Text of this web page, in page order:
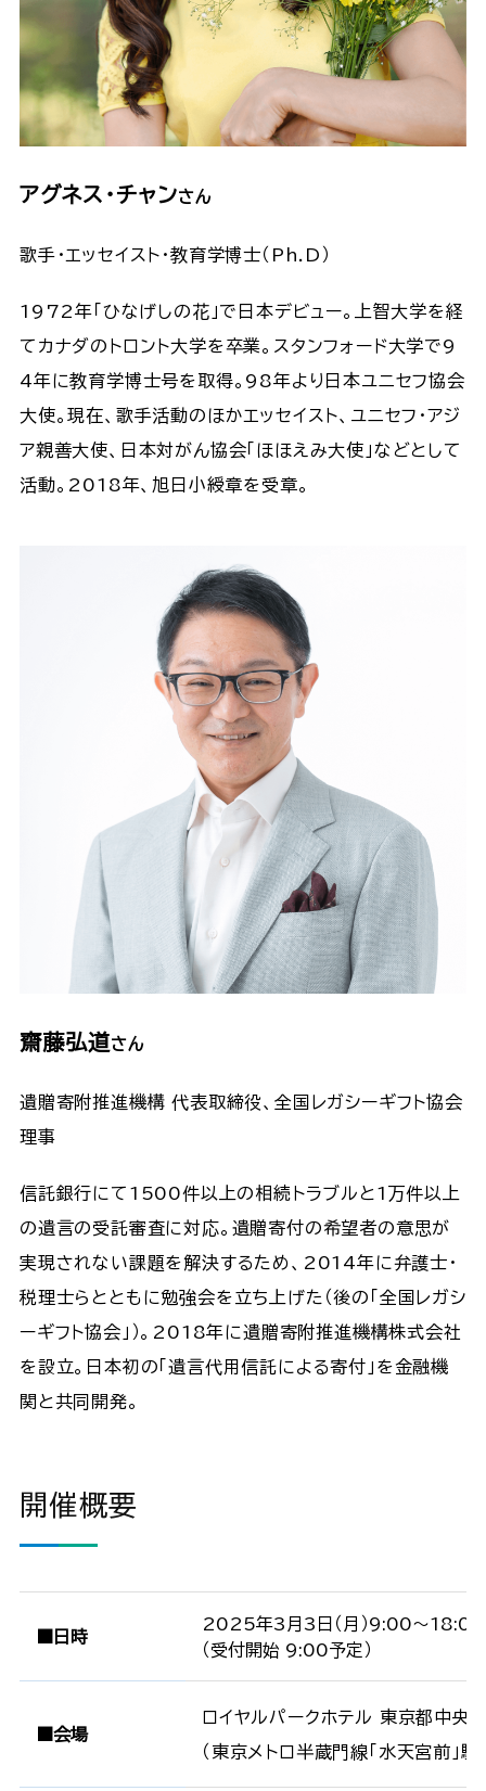
アグネス・チャンさん
歌手・エッセイスト・教育学博士（Ph.D）
1972年「ひなげしの花」で日本デビュー。上智大学を経
てカナダのトロント大学を卒業。スタンフォード大学で9
4年に教育学博士号を取得。98年より日本ユニセフ協会
大使。現在、歌手活動のほかエッセイスト、ユニセフ・アジ
ア親善大使、日本対がん協会「ほほえみ大使」などとして
活動。2018年、旭日小綬章を受章。
齋藤弘道さん
遺贈寄附推進機構 代表取締役、全国レガシーギフト協会
理事
信託銀行にて1500件以上の相続トラブルと1万件以上
の遺言の受託審査に対応。遺贈寄付の希望者の意思が
実現されない課題を解決するため、2014年に弁護士・
税理士らとともに勉強会を立ち上げた（後の「全国レガシ
ーギフト協会」）。2018年に遺贈寄附推進機構株式会社
を設立。日本初の「遺言代用信託による寄付」を金融機
関と共同開発。
開催概要
■日時
2025年3月3日（月）9:00～18:00
（受付開始 9:00予定）
■会場
ロイヤルパークホテル 東京都中
（東京メトロ半蔵門線「水天宮前」